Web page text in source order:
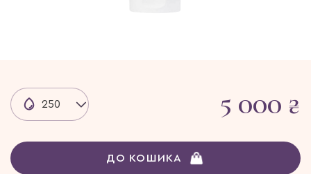
250 5 000 ₴
ДО КОШИКА